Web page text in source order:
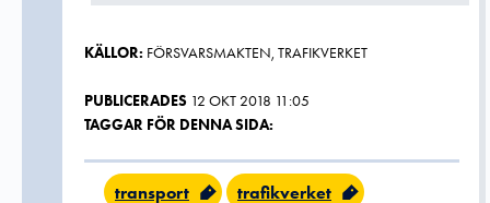
KÄLLOR: FÖRSVARSMAKTEN, TRAFIKVERKET
PUBLICERADES 12 OKT 2018 11:05
TAGGAR FÖR DENNA SIDA:
transport trafikverket